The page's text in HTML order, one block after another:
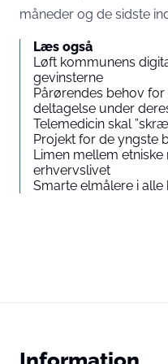
måneder og de sidste
Læs også
Løft kommunens
gevinsterne
Pårørendes behov
deltagelse under
Telemedicin skal
Projekt for de yngste
Limen mellem
erhvervslivet
Smarte elmålere i alle